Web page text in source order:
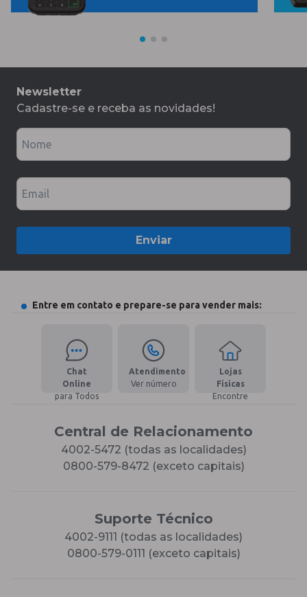
Newsletter
Cadastre-se e receba as novidades!
Nome
Email
Enviar
Entre em contato e prepare-se para vender mais:
Chat
Online
para Todos
Atendimento
Ver número
Lojas
Físicas
Encontre
Central de Relacionamento
4002-5472 (todas as localidades)
0800-579-8472 (exceto capitais)
Suporte Técnico
4002-9111 (todas as localidades)
0800-579-0111 (exceto capitais)